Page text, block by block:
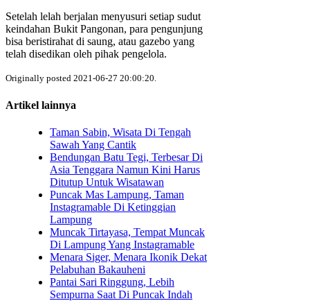
Setelah lelah berjalan menyusuri setiap sudut
keindahan Bukit Pangonan, para pengunjung
bisa beristirahat di saung, atau gazebo yang
telah disedikan oleh pihak pengelola.
Originally posted 2021-06-27 20:00:20.
Artikel lainnya
Taman Sabin, Wisata Di Tengah
Sawah Yang Cantik
Bendungan Batu Tegi, Terbesar Di
Asia Tenggara Namun Kini Harus
Ditutup Untuk Wisatawan
Puncak Mas Lampung, Taman
Instagramable Di Ketinggian
Lampung
Muncak Tirtayasa, Tempat Muncak
Di Lampung Yang Instagramable
Menara Siger, Menara Ikonik Dekat
Pelabuhan Bakauheni
Pantai Sari Ringgung, Lebih
Sempurna Saat Di Puncak Indah